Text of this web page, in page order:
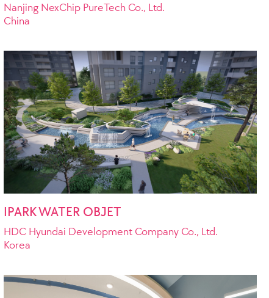
Nanjing NexChip PureTech Co., Ltd.
China
IPARK WATER OBJET
HDC Hyundai Development Company Co., Ltd.
Korea